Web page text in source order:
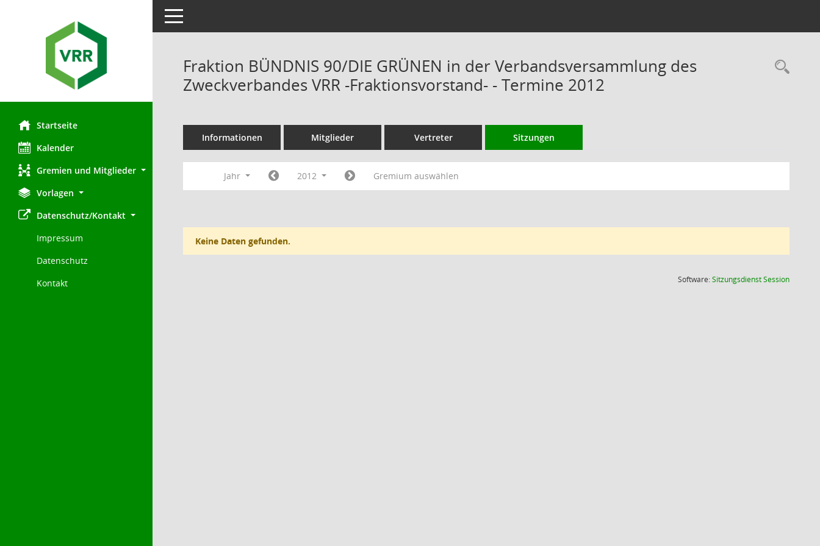
Startseite
Kalender
Gremien und Mitglieder
Vorlagen
Datenschutz/Kontakt
Impressum
Datenschutz
Kontakt
Toggle navigation
Fraktion BÜNDNIS 90/DIE GRÜNEN in der Verbandsversammlung des
Zweckverbandes VRR -Fraktionsvorstand- - Termine 2012
Informationen Mitglieder Vertreter Sitzungen
Jahr 2012 Gremium auswählen
Keine Daten gefunden.
Software:SitzungsdienstSession(Wird in